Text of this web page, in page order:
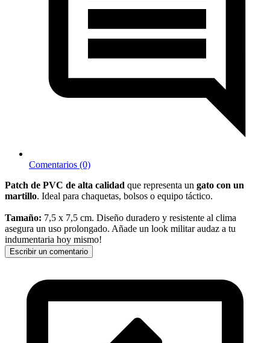
Comentarios (0)
Patch de PVC de alta calidad que representa un gato con un
martillo. Ideal para chaquetas, bolsos o equipo táctico.
Tamaño: 7,5 x 7,5 cm. Diseño duradero y resistente al clima
asegura un uso prolongado. Añade un look militar audaz a tu
indumentaria hoy mismo!
Escribir un comentario